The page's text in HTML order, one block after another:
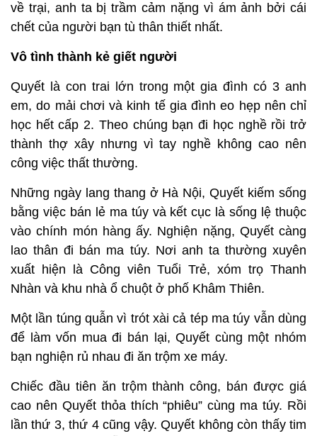
về trại, anh ta bị trầm cảm nặng vì ám ảnh bởi cái
chết của người bạn tù thân thiết nhất.
Vô tình thành kẻ giết người
Quyết là con trai lớn trong một gia đình có 3 anh
em, do mải chơi và kinh tế gia đình eo hẹp nên chỉ
học hết cấp 2. Theo chúng bạn đi học nghề rồi trở
thành thợ xây nhưng vì tay nghề không cao nên
công việc thất thường.
Những ngày lang thang ở Hà Nội, Quyết kiếm sống
bằng việc bán lẻ ma túy và kết cục là sống lệ thuộc
vào chính món hàng ấy. Nghiện nặng, Quyết càng
lao thân đi bán ma túy. Nơi anh ta thường xuyên
xuất hiện là Công viên Tuổi Trẻ, xóm trọ Thanh
Nhàn và khu nhà ổ chuột ở phố Khâm Thiên.
Một lần túng quẫn vì trót xài cả tép ma túy vẫn dùng
để làm vốn mua đi bán lại, Quyết cùng một nhóm
bạn nghiện rủ nhau đi ăn trộm xe máy.
Chiếc đầu tiên ăn trộm thành công, bán được giá
cao nên Quyết thỏa thích “phiêu” cùng ma túy. Rồi
lần thứ 3, thứ 4 cũng vậy. Quyết không còn thấy tim